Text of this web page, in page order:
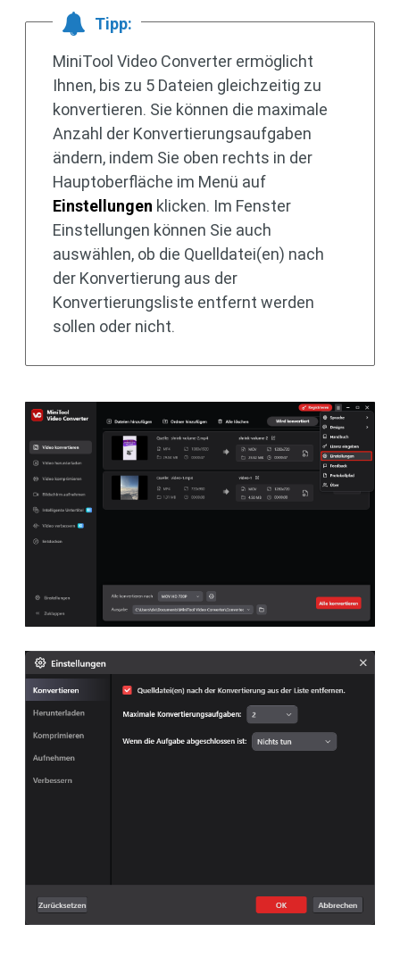
Tipp:
MiniTool Video Converter ermöglicht
Ihnen, bis zu 5 Dateien gleichzeitig zu
konvertieren. Sie können die maximale
Anzahl der Konvertierungsaufgaben
ändern, indem Sie oben rechts in der
Hauptoberfläche im Menü auf
Einstellungen klicken. Im Fenster
Einstellungen können Sie auch
auswählen, ob die Quelldatei(en) nach
der Konvertierung aus der
Konvertierungsliste entfernt werden
sollen oder nicht.